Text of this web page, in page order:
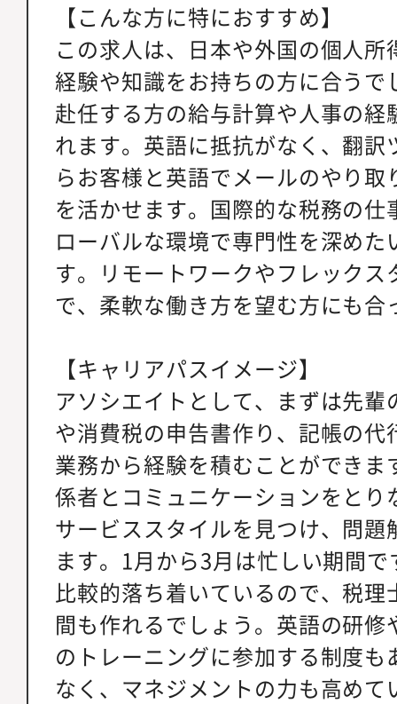
【こんな方に特におすすめ】
この求人は、日本や外国の個人
経験や知識をお持ちの方に合う
赴任する方の給与計算や人事の
れます。英語に抵抗がなく、翻
らお客様と英語でメールのやり
を活かせます。国際的な税務の
ローバルな環境で専門性を深め
す。リモートワークやフレック
で、柔軟な働き方を望む方にも合
【キャリアパスイメージ】
アソシエイトとして、まずは先
や消費税の申告書作り、記帳の
業務から経験を積むことができ
係者とコミュニケーションをと
サービススタイルを見つけ、問
ます。1月から3月は忙しい期間
比較的落ち着いているので、税
間も作れるでしょう。英語の研
のトレーニングに参加する制度
なく、マネジメントの力も高めて